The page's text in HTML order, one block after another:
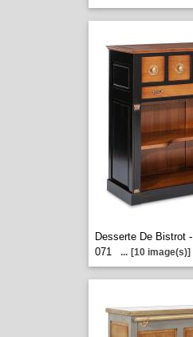
Desserte De Bistrot -
071
... [10 image(s)]